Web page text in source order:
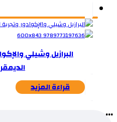
البرازيل وشيلي
قراءة المزيد
...